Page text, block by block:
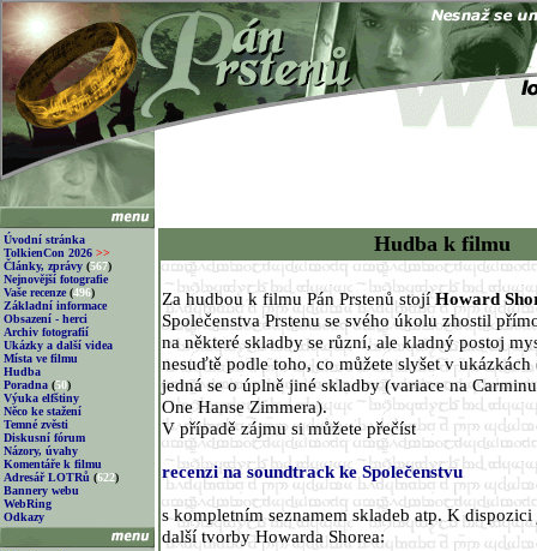
Úvodní stránka
TolkienCon 2026 >>
Články, zprávy (567)
Nejnovější fotografie
Vaše recenze (496)
Základní informace
Obsazení - herci
Archiv fotografií
Ukázky a další videa
Místa ve filmu
Hudba
Poradna (50)
Výuka elfštiny
Něco ke stažení
Temné zvěsti
Diskusní fórum
Názory, úvahy
Komentáře k filmu
Adresář LOTRů (622)
Bannery webu
WebRing
Odkazy
Hudba k filmu
Za hudbou k filmu Pán Prstenů stojíHoward
Společenstva Prstenu se svého úkolu zhostil
na některé skladby se různí, ale kladný postoj
nesuďtě podle toho, co můžete slyšet v
jedná se o úplně jiné skladby (variace na
One Hanse Zimmera).
V případě zájmu si můžete přečíst
recenzi na soundtrack ke Společenstvu
s kompletním seznamem skladeb atp. K
další tvorby Howarda Shorea: